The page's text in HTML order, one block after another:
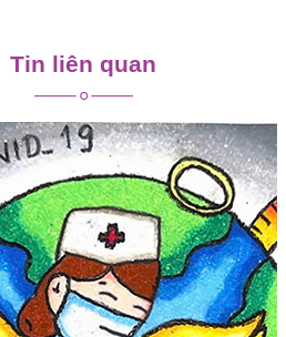
Tin liên quan